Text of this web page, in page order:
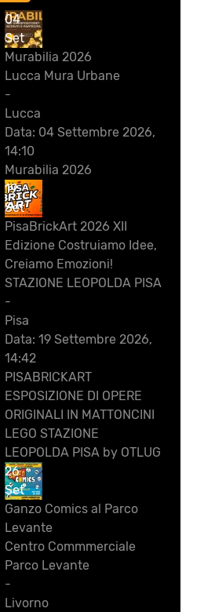
04
Set
Murabilia 2026
Lucca Mura Urbane
-
Lucca
Data: 04 Settembre 2026,
14:10
Murabilia 2026
19
Set
PisaBrickArt 2026 XII
Edizione Costruiamo Idee,
Creiamo Emozioni!
STAZIONE LEOPOLDA PISA
-
Pisa
Data: 19 Settembre 2026,
14:42
PISABRICKART
ESPOSIZIONE DI OPERE
ORIGINALI IN MATTONCINI
LEGO STAZIONE
LEOPOLDA PISA by OTLUG
26
Set
Ganzo Comics al Parco
Levante
Centro Commmerciale
Parco Levante
-
Livorno